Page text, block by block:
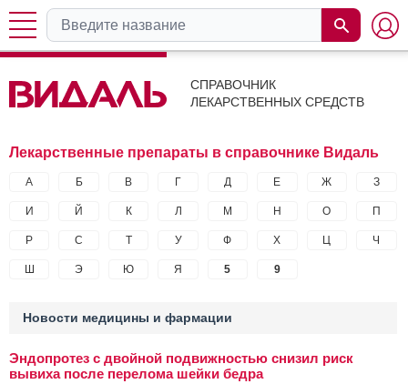
СПРАВОЧНИК
ЛЕКАРСТВЕННЫХ СРЕДСТВ
Лекарственные препараты в справочнике Видаль
А Б В Г Д Е Ж З
И Й К Л М Н О П
Р С Т У Ф Х Ц Ч
Ш Э Ю Я 5 9
Новости медицины и фармации
Эндопротез с двойной подвижностью снизил риск
вывиха после перелома шейки бедра